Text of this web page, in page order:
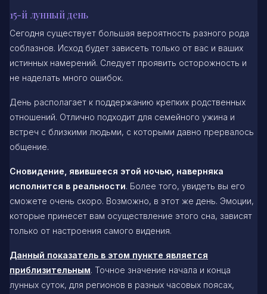
15-й лунный день
Сегодня существует большая вероятность разного рода
соблазнов. Исход будет зависеть только от вас и ваших
истинных намерений. Следует проявить осторожность и
не наделать много ошибок.
День располагает к поддержанию крепких родственных
отношений. Отлично подходит для семейного ужина и
встреч с близкими людьми, с которыми давно прервалось
общение.
Сновидение, явившееся этой ночью, наверняка
исполнится в реальности. Более того, увидеть вы его
сможете очень скоро. Возможно, в этот же день. Эмоции,
которые принесет вам осуществление этого сна, зависят
только от настроения самого видения.
Данный показатель в этом пункте является
приблизительным. Точное значение начала и конца
лунных суток, для регионов в разных часовых поясах,